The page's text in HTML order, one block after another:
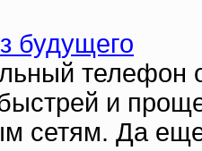
будущего
телефон
и
сетям. Да